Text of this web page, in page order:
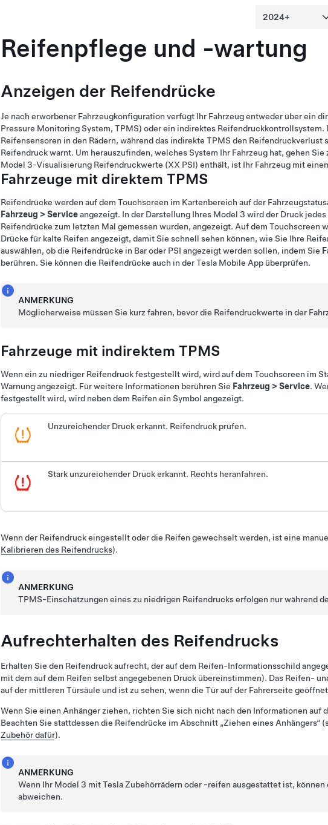
Reifenpflege und -wartung
Anzeigen der Reifendrücke
Je nach erworbener Fahrzeugkonfiguration verfügt Ihr Fahrzeug entweder über ein
Pressure Monitoring System, TPMS) oder ein indirektes Reifendruckkontrollsystem.
Reifensensoren in den Rädern, während das indirekte TPMS den Reifendruckverlust
Reifendruck warnt. Um herauszufinden, welches System Ihr Fahrzeug hat, gehen Sie
Model 3-Visualisierung Reifendruckwerte (XX PSI) enthält, ist Ihr Fahrzeug mit
Fahrzeuge mit direktem TPMS
Reifendrücke werden auf dem Touchscreen im Kartenbereich auf der
Fahrzeug > Serviceangezeigt. In der Darstellung Ihres Model 3 wird der Druck
Reifendrücke zum letzten Mal gemessen wurden, angezeigt. Auf dem Touchscreen
Drücke für kalte Reifen angezeigt, damit Sie schnell sehen können, wie Sie Ihre
auswählen, ob die Reifendrücke in Bar oder PSI angezeigt werden sollen, indem Sie
berühren. Sie können die Reifendrücke auch in der Tesla Mobile App überprüfen.
ANMERKUNG
Möglicherweise müssen Sie kurz fahren, bevor die Reifendruckwerte in der
Fahrzeuge mit indirektem TPMS
Wenn ein zu niedriger Reifendruck festgestellt wird, wird auf dem Touchscreen im
Warnung angezeigt. Für weitere Informationen berühren Sie Fahrzeug > Service.
festgestellt wird, wird neben dem Reifen ein Symbol angezeigt.
Unzureichender Druck erkannt. Reifendruck prüfen.
Stark unzureichender Druck erkannt. Rechts heranfahren.
Wenn der Reifendruck eingestellt oder die Reifen gewechselt werden, ist eine
Kalibrieren des Reifendrucks).
ANMERKUNG
TPMS-Einschätzungen eines zu niedrigen Reifendrucks erfolgen nur während
Aufrechterhalten des Reifendrucks
Erhalten Sie den Reifendruck aufrecht, der auf dem Reifen-Informationsschild
mit dem auf dem Reifen selbst angegebenen Druck übereinstimmen). Das Reifen-
auf der mittleren Türsäule und ist zu sehen, wenn die Tür auf der Fahrerseite
Wenn Sie einen Anhänger ziehen, richten Sie sich nicht nach den Informationen auf
Beachten Sie stattdessen die Reifendrücke im Abschnitt „Ziehen eines Anhängers“
Zubehör dafür).
ANMERKUNG
Wenn Ihr Model 3 mit Tesla Zubehörrädern oder -reifen ausgestattet ist,
abweichen.